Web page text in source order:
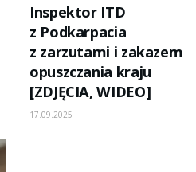
Inspektor ITD
z Podkarpacia
z zarzutami i zakazem
opuszczania kraju
[ZDJĘCIA, WIDEO]
17.09.2025